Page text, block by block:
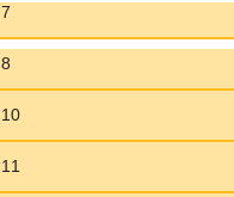
7
8
10
11